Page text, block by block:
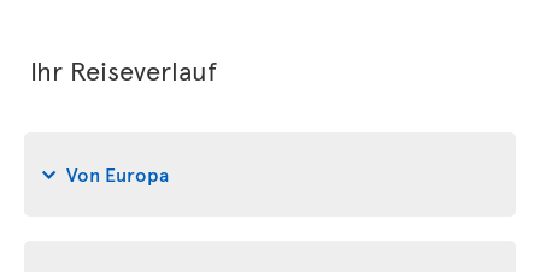
Ihr Reiseverlauf
Von Europa